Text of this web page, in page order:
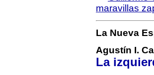
maravillas
La Nueva
Agustín I.
La